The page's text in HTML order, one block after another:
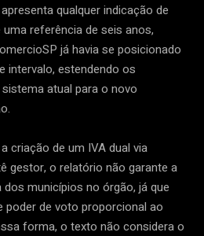
qualquer indicação de
referência de seis anos,
já havia se posicionado
intervalo, estendendo os
atual para o novo
criação de um IVA dual via
gestor, o relatório não garante a
municípios no órgão, já que
poder de voto proporcional ao
forma, o texto não considera o